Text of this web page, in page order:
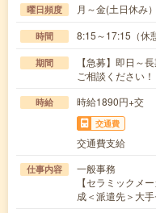
曜日頻度 月～金(土日休み）
時間 8:15～17:15（
期間
【急募】即日～
ご相談ください！
時給 時給1890円+交
交通費
交通費支給
仕事内容
一般事務
【セラミックメ
成＜派遣先＞大